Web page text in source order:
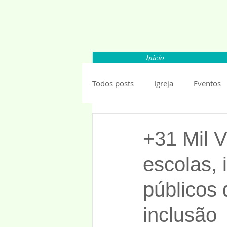
Inicio
Todos posts Igreja Eventos
Esportes
+31 Mil
escolas,
públicos
inclusão